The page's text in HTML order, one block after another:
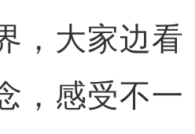
，大家边看
，感受不一